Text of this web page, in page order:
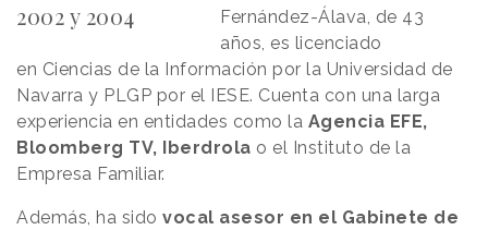
2002 y 2004
Fernández-Álava, de 43
años, es licenciado
en Ciencias de la Información por la Universidad de
Navarra y PLGP por el IESE. Cuenta con una larga
experiencia en entidades como la Agencia EFE,
Bloomberg TV, Iberdrola o el Instituto de la
Empresa Familiar.
Además, ha sido vocal asesor en el Gabinete de